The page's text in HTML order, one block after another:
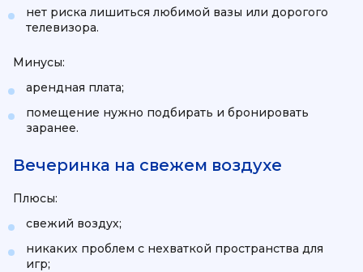
нет риска лишиться любимой вазы или дорогого
телевизора.
Минусы:
арендная плата;
помещение нужно подбирать и бронировать
заранее.
Вечеринка на свежем воздухе
Плюсы:
свежий воздух;
никаких проблем с нехваткой пространства для
игр;